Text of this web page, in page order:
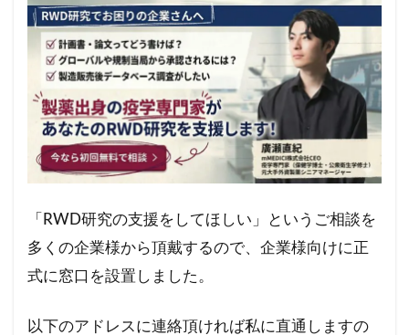
「RWD研究の支援をしてほしい」というご相談を
多くの企業様から頂戴するので、企業様向けに正
式に窓口を設置しました。
以下のアドレスに連絡頂ければ私に直通しますの